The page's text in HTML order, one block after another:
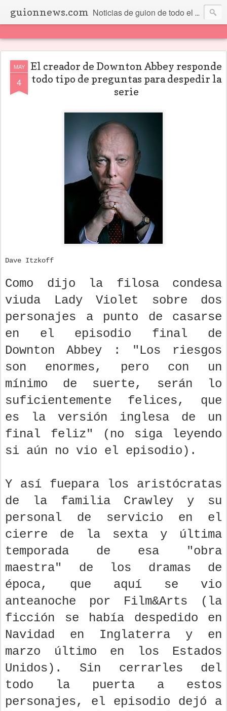
guionnews.com Noticias de guion de todo el mundo... Y más.
MAY
4
El creador de Downton Abbey responde
todo tipo de preguntas para despedir la
serie
Dave Itzkoff
Como dijo la filosa condesa
viuda Lady Violet sobre dos
personajes a punto de casarse
en el episodio final de
Downton Abbey : "Los riesgos
son enormes, pero con un
mínimo de suerte, serán lo
suficientemente felices, que
es la versión inglesa de un
final feliz" (no siga leyendo
si aún no vio el episodio).
Y así fuepara los aristócratas
de la familia Crawley y su
personal de servicio en el
cierre de la sexta y última
temporada de esa "obra
maestra" de los dramas de
época, que aquí se vio
anteanoche por Film&Arts (la
ficción se había despedido en
Navidad en Inglaterra y en
marzo último en los Estados
Unidos). Sin cerrarles del
todo la puerta a estos
personajes, el episodio dejó a